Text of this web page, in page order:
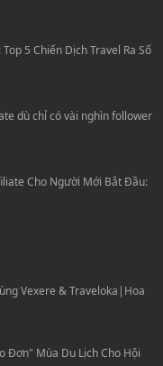
5 Chiến Dịch Travel Ra Số
dù chỉ có vài nghìn follower
Cho Người Mới Bắt Đầu:
Vexere & Traveloka|Hoa
Đơn" Mùa Du Lịch Cho Hội